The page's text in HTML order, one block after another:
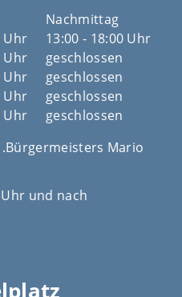
Nachmittag
Uhr
13:00 - 18:00 Uhr
Uhr
geschlossen
Uhr
geschlossen
Uhr
geschlossen
Uhr
geschlossen
Mario
und nach